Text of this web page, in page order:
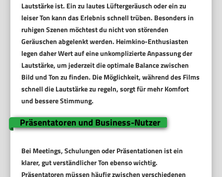
Lautstärke ist. Ein zu lautes Lüftergeräusch oder ein zu
leiser Ton kann das Erlebnis schnell trüben. Besonders in
ruhigen Szenen möchtest du nicht von störenden
Geräuschen abgelenkt werden. Heimkino-Enthusiasten
legen daher Wert auf eine unkomplizierte Anpassung der
Lautstärke, um jederzeit die optimale Balance zwischen
Bild und Ton zu finden. Die Möglichkeit, während des Films
schnell die Lautstärke zu regeln, sorgt für mehr Komfort
und bessere Stimmung.
Präsentatoren und Business-Nutzer
Bei Meetings, Schulungen oder Präsentationen ist ein
klarer, gut verständlicher Ton ebenso wichtig.
Präsentatoren müssen häufig zwischen verschiedenen